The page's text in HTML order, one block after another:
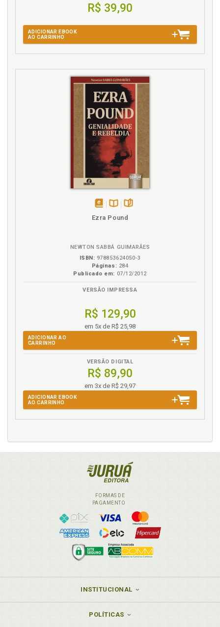
R$ 39,90
ADICIONAR EBOOK
AO CARRINHO
disponível
Disponível
páginas
Ezra Pound
NEWTON SABBÁ GUIMARÃES
ISBN: 978853624050-3
Páginas: 284
Publicado em: 07/12/2012
VERSÃO IMPRESSA
R$ 129,90
em 5x de R$ 25,98
ADICIONAR AO
CARRINHO
VERSÃO DIGITAL
R$ 89,90
em 3x de R$ 29,97
ADICIONAR EBOOK
AO CARRINHO
FORMAS DE
PAGAMENTO
INSTITUCIONAL
POLÍTICAS